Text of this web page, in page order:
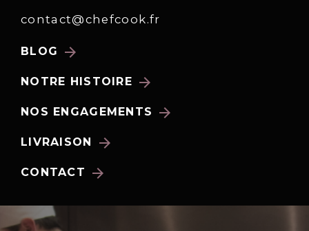
contact@chefcook.fr
BLOG arrow_forward
NOTRE HISTOIRE arrow_forward
NOS ENGAGEMENTS arrow_forward
LIVRAISON arrow_forward
CONTACT arrow_forward